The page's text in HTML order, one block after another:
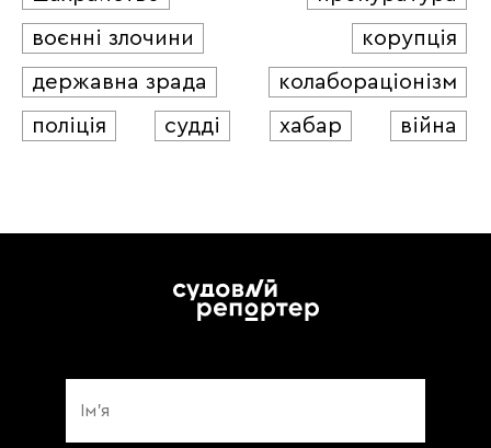
воєнні злочини
корупція
державна зрада
колабораціонізм
поліція
судді хабар війна